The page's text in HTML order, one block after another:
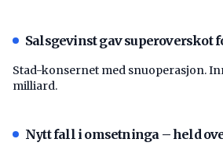
Salsgevinst gav superoverskot
Stad-konsernet med snuoperasjon.
milliard.
Nytt fall i omsetninga – held